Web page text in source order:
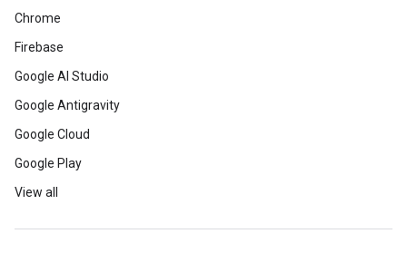
Chrome
Firebase
Google AI Studio
Google Antigravity
Google Cloud
Google Play
View all